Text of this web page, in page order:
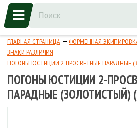
ГЛАВНАЯ СТРАНИЦА ФОРМЕННАЯ
ЗНАКИ РАЗЛИЧИЯ
ПОГОНЫ ЮСТИЦИИ 2-ПРОСВЕТНЫЕ ПАРАДНЫЕ
ПОГОНЫ ЮСТИЦИИ 2-
ПАРАДНЫЕ (ЗОЛОТИСТЫЙ)